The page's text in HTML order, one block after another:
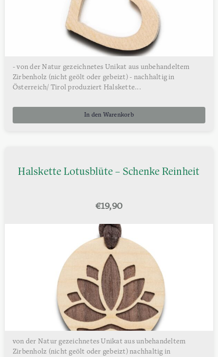
- von der Natur gezeichnetes Unikat aus unbehandeltem
Zirbenholz (nicht geölt oder gebeizt) - nachhaltig in
Österreich/ Tirol produziert Halskette...
In den Warenkorb
Halskette Lotusblüte – Schenke Reinheit
€19,90
von der Natur gezeichnetes Unikat aus unbehandeltem
Zirbenholz (nicht geölt oder gebeizt) nachhaltig in